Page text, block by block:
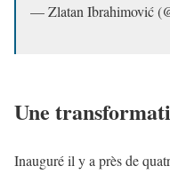
— Zlatan Ibrahimović
Une
Inauguré il y a près de